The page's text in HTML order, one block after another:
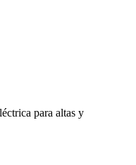
para altas y